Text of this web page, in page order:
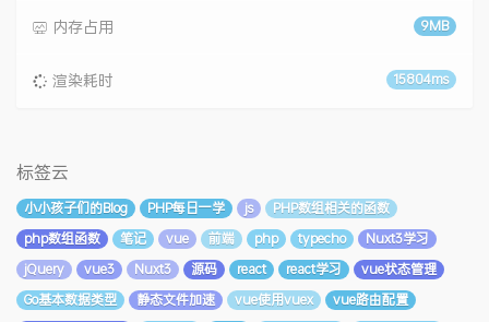
9MB
内存占用
15804ms
渲染耗时
标签云
小小孩子们的Blog PHP每日一学 js
PHP数组相关的函数
php数组函数
笔记 vue 前端 php typecho
Nuxt3学习
jQuery
vue3 Nuxt3 源码 react react学习
vue状态管理
Go基本数据类型
静态文件加速 vue使用vuex
vue路由配置